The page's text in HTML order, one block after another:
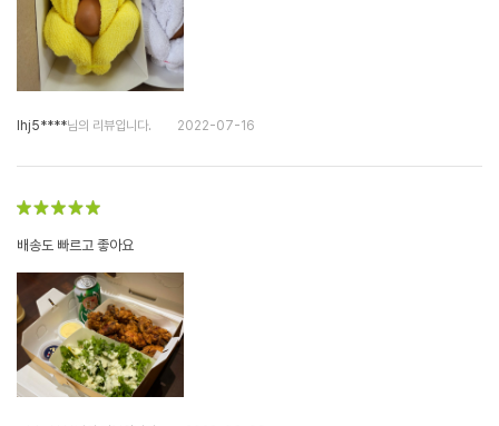
lhj5****님의 리뷰입니다. 2022-07-16
배송도 빠르고 좋아요